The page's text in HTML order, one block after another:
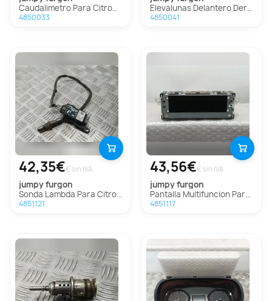
Caudalimetro Para Citroen Jumpy Fugón
4850033
Elevalunas Delantero Derecho Para Citroen Jumpy Fugón
4850041
42,35€€ sin IVA
jumpy furgon
Sonda Lambda Para Citroen Jumpy Fugón
4851121
43,56€€ sin IVA
jumpy furgon
Pantalla Multifuncion Para Citroen Jumpy Fugón
4851117